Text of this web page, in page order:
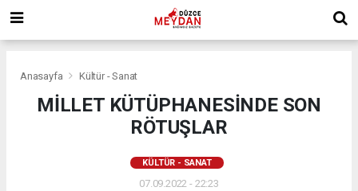
Anasayfa Kültür - Sanat
MİLLET KÜTÜPHANESİNDE SON
RÖTUŞLAR
KÜLTÜR - SANAT
07.09.2022 - 22:23